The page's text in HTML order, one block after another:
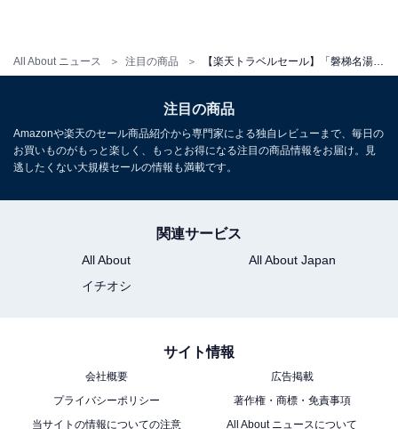
All About ニュース 注目の商品
注目の商品
Amazonや楽天のセール商品紹介から専門家による独自レビューまで、毎日の
お買いものがもっと楽しく、もっとお得になる注目の商品情報をお届け。見
逃したくない大規模セールの情報も満載です。
関連サービス
All About
All About Japan
イチオシ
サイト情報
会社概要
広告掲載
プライバシーポリシー
著作権・商標・免責事項
当サイトの情報についての注意
All About ニュースについて